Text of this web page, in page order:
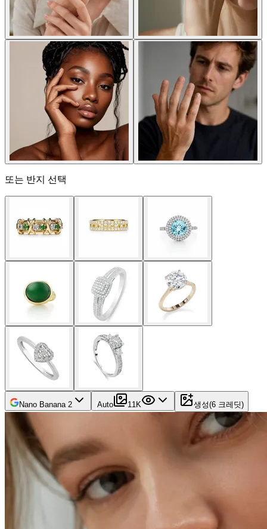
또는 반지 선택
Nano Banana 2 Auto 1 1K 생성(6 크레딧)